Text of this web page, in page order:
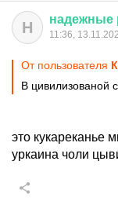
Н надежные
11:36,
От пользователя
В цивилизованой
это кукареканье
уркаина чоли